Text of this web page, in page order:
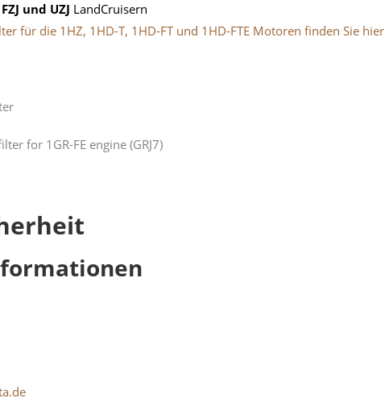
FZJ und UZJ LandCruisern
für die 1HZ, 1HD-T, 1HD-FT und 1HD-FTE Motoren finden Sie hier
for 1GR-FE engine (GRJ7)